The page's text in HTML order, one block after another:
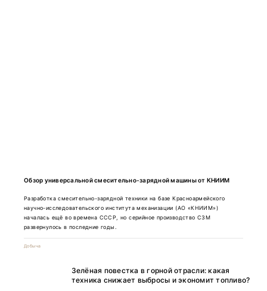
Обзор универсальной смесительно-зарядной машины от КНИИМ
Разработка смесительно-зарядной техники на базе Красноармейского
научно-исследовательского института механизации (АО «КНИИМ»)
началась ещё во времена СССР, но серийное производство СЗМ
развернулось в последние годы.
Добыча
Зелёная повестка в горной отрасли: какая
техника снижает выбросы и экономит топливо?